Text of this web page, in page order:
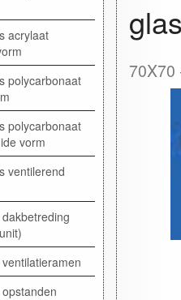
acrylaat
polycarbonaat
polycarbonaat
vorm
ventilerend
70X70